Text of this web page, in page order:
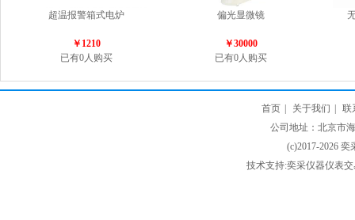
超温报警箱式电炉
￥1210
已有0人购买
偏光显微镜
￥30000
已有0人购买
首页 关于我们
联
公司地址：北京市
(c)2017-2026
技术支持:奕采仪器仪表